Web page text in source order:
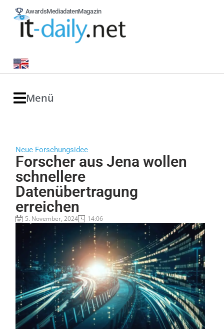
AwardsMediadatenMagazin
Menü
Neue Forschungsidee
Forscher aus Jena wollen
schnellere
Datenübertragung
erreichen
5. November, 2024 14:06